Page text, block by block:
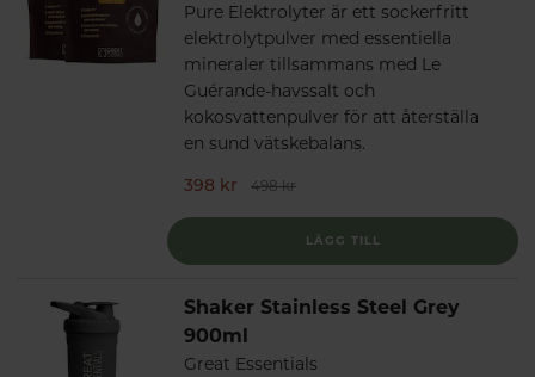
Pure Elektrolyter är ett sockerfritt
elektrolytpulver med essentiella
mineraler tillsammans med Le
Guérande-havssalt och
kokosvattenpulver för att återställa
en sund vätskebalans.
398 kr
498 kr
LÄGG TILL
Shaker Stainless Steel Grey
900ml
Great Essentials